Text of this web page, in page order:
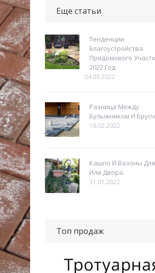
Еще статьи
Тенденции
Благоустройства
Придомового
2022 Год
04.03.2022
Разница Между
Булыжником И
18.02.2022
Кашпо И Вазоны
Или Двора.
31.01.2022
Топ продаж